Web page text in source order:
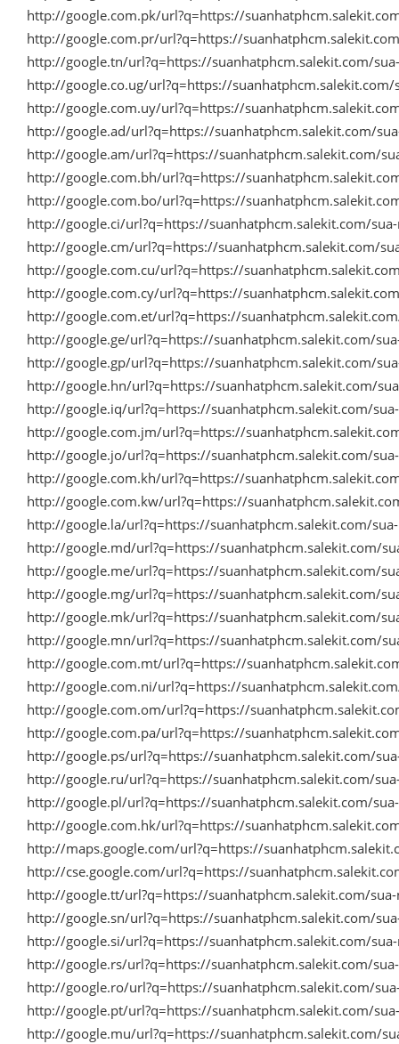
http://google.com.pk/url?q=https://
http://google.com.pr/url?q=https://
http://google.tn/url?q=https://suanhatphcm.salekit.com/
http://google.co.ug/url?q=https://
http://google.com.uy/url?q=https://
http://google.ad/url?q=https://suanhatphcm.salekit.com/
http://google.am/url?q=https://suanhatphcm.salekit.com/
http://google.com.bh/url?q=https://
http://google.com.bo/url?q=https://
http://google.ci/url?q=https://suanhatphcm.salekit.com/
http://google.cm/url?q=https://suanhatphcm.salekit.com/
http://google.com.cu/url?q=https://
http://google.com.cy/url?q=https://
http://google.com.et/url?q=https://
http://google.ge/url?q=https://suanhatphcm.salekit.com/
http://google.gp/url?q=https://suanhatphcm.salekit.com/
http://google.hn/url?q=https://suanhatphcm.salekit.com/
http://google.iq/url?q=https://suanhatphcm.salekit.com/
http://google.com.jm/url?q=https://
http://google.jo/url?q=https://suanhatphcm.salekit.com/
http://google.com.kh/url?q=https://
http://google.com.kw/url?q=https://
http://google.la/url?q=https://suanhatphcm.salekit.com/
http://google.md/url?q=https://suanhatphcm.salekit.com/
http://google.me/url?q=https://suanhatphcm.salekit.com/
http://google.mg/url?q=https://suanhatphcm.salekit.com/
http://google.mk/url?q=https://suanhatphcm.salekit.com/
http://google.mn/url?q=https://suanhatphcm.salekit.com/
http://google.com.mt/url?q=https://
http://google.com.ni/url?q=https://
http://google.com.om/url?q=https://
http://google.com.pa/url?q=https://
http://google.ps/url?q=https://suanhatphcm.salekit.com/
http://google.ru/url?q=https://suanhatphcm.salekit.com/
http://google.pl/url?q=https://suanhatphcm.salekit.com/
http://google.com.hk/url?q=https://
http://maps.google.com/url?q=https://
http://cse.google.com/url?q=https://
http://google.tt/url?q=https://suanhatphcm.salekit.com/
http://google.sn/url?q=https://suanhatphcm.salekit.com/
http://google.si/url?q=https://suanhatphcm.salekit.com/
http://google.rs/url?q=https://suanhatphcm.salekit.com/
http://google.ro/url?q=https://suanhatphcm.salekit.com/
http://google.pt/url?q=https://suanhatphcm.salekit.com/
http://google.mu/url?q=https://suanhatphcm.salekit.com/